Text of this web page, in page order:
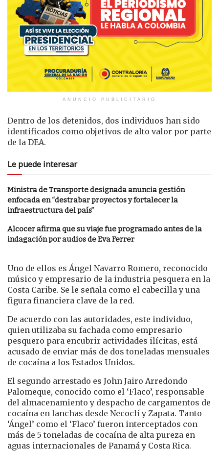
ANUNCIO PUBLICITARIO
Dentro de los detenidos, dos individuos han sido
identificados como objetivos de alto valor por parte
de la DEA.
Le puede interesar
Ministra de Transporte designada anuncia gestión
enfocada en “destrabar proyectos y fortalecer la
infraestructura del país”
Alcocer afirma que su viaje fue programado antes de la
indagación por audios de Eva Ferrer
Uno de ellos es Ángel Navarro Romero, reconocido
músico y empresario de la industria pesquera en la
Costa Caribe. Se le señala como el cabecilla y una
figura financiera clave de la red.
De acuerdo con las autoridades, este individuo,
quien utilizaba su fachada como empresario
pesquero para encubrir actividades ilícitas, está
acusado de enviar más de dos toneladas mensuales
de cocaína a los Estados Unidos.
El segundo arrestado es John Jairo Arredondo
Palomeque, conocido como el ‘Flaco’, responsable
del almacenamiento y despacho de cargamentos de
cocaína en lanchas desde Necoclí y Zapata. Tanto
‘Ángel’ como el ‘Flaco’ fueron interceptados con
más de 5 toneladas de cocaína de alta pureza en
aguas internacionales de Panamá y Costa Rica.